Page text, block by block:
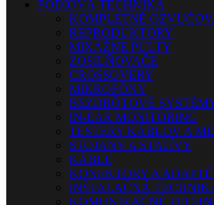
PÓDIOVÁ TECHNIKA
KOMPLETNÉ
REPRODUKTORY
MIXÁŽNE PULTY
ZOSILŇOVAČE
CROSSOVERY
MIKROFÓNY
BEZDRÔTOVÉ
IN-EAR MONITORING
TESTERY KÁBLOV A
STOJANY A STATÍVY
KÁBLE
KONEKTORY A
INŠTALAČNÁ
KOMUNIKAČNÉ